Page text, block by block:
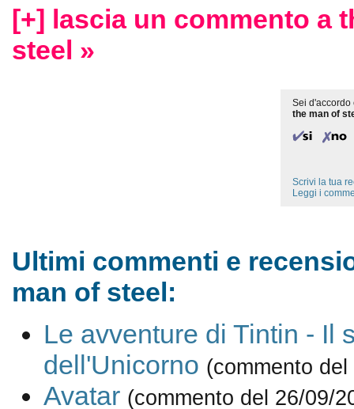
[+] lascia un commento a
steel »
Sei d'accordo
the man of
Scrivi la tua
Leggi i
Ultimi commenti e
man of steel:
Le avventure di Tintin - Il
dell'Unicorno (commento del
Avatar (commento del 26/09/